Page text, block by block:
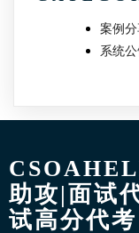
案例
系统
助攻|面试
试高分代考